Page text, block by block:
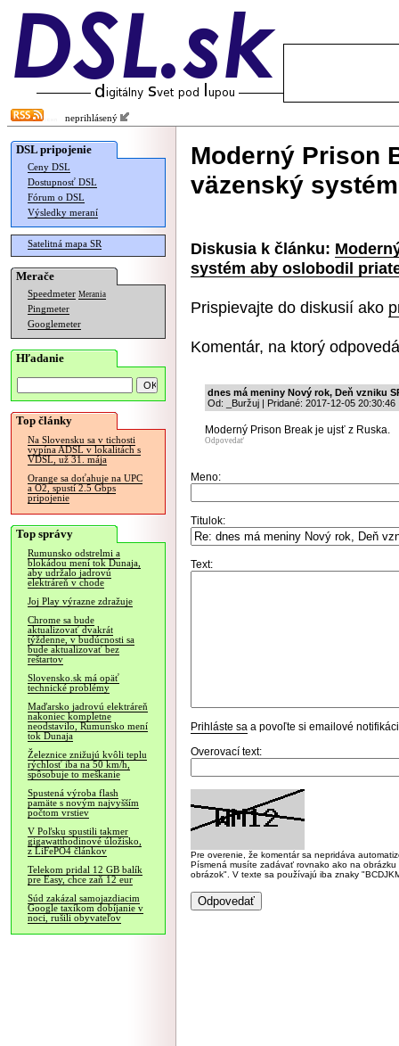
neprihlásený
DSL pripojenie
Ceny DSL
Dostupnosť DSL
Fórum o DSL
Výsledky meraní
Satelitná mapa SR
Merače
Speedmeter Merania
Pingmeter
Googlemeter
Hľadanie
Top články
Na Slovensku sa v tichosti
vypína ADSL v lokalitách s
VDSL, už 31. mája
Orange sa doťahuje na UPC
a O2, spustí 2.5 Gbps
pripojenie
Top správy
Rumunsko odstrelmi a
blokádou mení tok Dunaja,
aby udržalo jadrovú
elektráreň v chode
Joj Play výrazne zdražuje
Chrome sa bude
aktualizovať dvakrát
týždenne, v budúcnosti sa
bude aktualizovať bez
reštartov
Slovensko.sk má opäť
technické problémy
Maďarsko jadrovú elektráreň
nakoniec kompletne
neodstavilo, Rumunsko mení
tok Dunaja
Železnice znižujú kvôli teplu
rýchlosť iba na 50 km/h,
spôsobuje to meškanie
Spustená výroba flash
pamäte s novým najvyšším
počtom vrstiev
V Poľsku spustili takmer
gigawatthodinové úložisko,
z LiFePO4 článkov
Telekom pridal 12 GB balík
pre Easy, chce zaň 12 eur
Súd zakázal samojazdiacim
Google taxíkom dobíjanie v
noci, rušili obyvateľov
Moderný Prison
väzenský
Diskusia k článku:
systém aby oslobodil
Prispievajte do diskusií ako
Komentár, na ktorý
dnes má meniny Nový rok, Deň vzniku
Od: _Buržuj | Pridané: 2017-12-05 20:30:46
Moderný Prison Break je ujsť z Ruska.
Odpovedať
Meno:
Titulok:
Text:
Prihláste sa a povoľte si emailové
Overovací text:
Pre overenie, že komentár sa nepridáva
Písmená musíte zadávať rovnako ako na
obrázok". V texte sa používajú iba znaky